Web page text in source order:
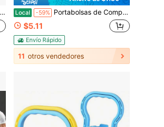
Local -59% Portabolsas de Compras Resistente, Soporte de Acero Inoxidable Resistente al Desgaste, Diseño de Agarre Cómodo y Humanizado, Soporta Hasta 100 Libras de Forma Segura, Ideal para Bolsas, Cubos y Artículos Diarios, Listo como Regalo de Vacaciones
$5.11
Envío Rápido
11 otros vendedores